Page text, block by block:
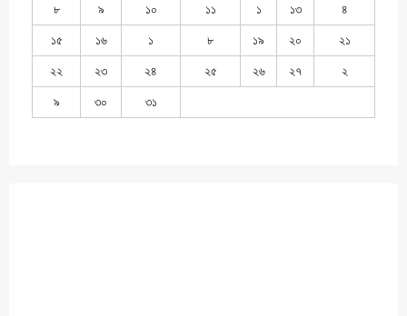
৮ ৯ ১০ ১১ ১ ১৩ ৪
১৫ ১৬ ১ ৮ ১৯ ২০ ২১
২২ ২৩ ২৪ ২৫ ২৬ ২৭ ২
৯ ৩০ ৩১